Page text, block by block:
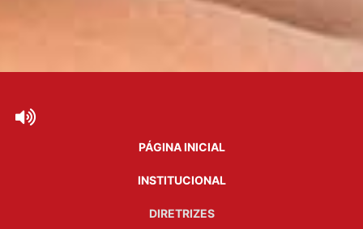
PÁGINA INICIAL
INSTITUCIONAL
DIRETRIZES